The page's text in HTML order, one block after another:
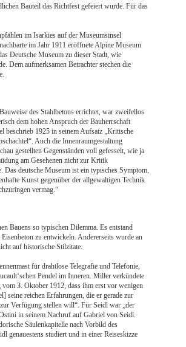
Bauteil das Richtfest gefeiert wurde. Für das
im Isarkies auf der Museumsinsel
im Jahr 1911 eröffnete Alpine Museum
Deutsche Museum zu dieser Stadt, wie
Dem aufmerksamen Betrachter stechen die
des Stahlbetons errichtet, war zweifellos
dem hohen Anspruch der Bauherrschaft
beschrieb 1925 in seinem Aufsatz „Kritische
Auch die Innenraumgestaltung
gestellten Gegenständen voll gefesselt, wie ja
am Gesehenen nicht zur Kritik
deutsche Museum ist ein typisches Symptom,
Kunst gegenüber der allgewaltigen Technik
vermag.“
Bauens so typischen Dilemma. Es entstand
zu entwickeln. Andererseits wurde an
auf historische Stilzitate.
für drahtlose Telegrafie und Telefonie,
Pendel im Inneren. Miller verkündete
3. Oktober 1912, dass ihm erst vor wenigen
seine reichen Erfahrungen, die er gerade zur
Verfügung stellen will“. Für Seidl war „der
in seinem Nachruf auf Gabriel von Seidl.
Säulenkapitelle nach Vorbild des
genauestens studiert und in einer Reiseskizze